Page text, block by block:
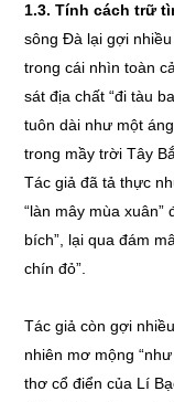
1.3. Tính cách trữ
sông Đà lại gợi
trong cái nhìn toàn
sát địa chất “đi tàu
tuôn dài như một
trong mầy trời Tây
Tác giả đã tả thực
“làn mây mùa
bích”, lại qua đám
chín đỏ”.
Tác giả còn gợi
nhiên mơ mộng
thơ cổ điển của Lí